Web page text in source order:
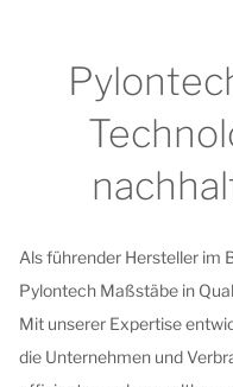
Als führender Hersteller im
Pylontech Maßstäbe in
Mit unserer Expertise
die Unternehmen und